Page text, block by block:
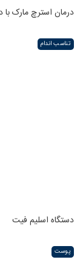
درمان استرچ مارک
تناسب اندام
دستگاه اسلیم فیت
پوست